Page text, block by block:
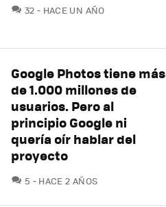
32 COMENTARIOS
HACE UN AÑO
Google Photos tiene más
de 1.000 millones de
usuarios. Pero al
principio Google ni
quería oír hablar del
proyecto
5 COMENTARIOS
HACE 2 AÑOS